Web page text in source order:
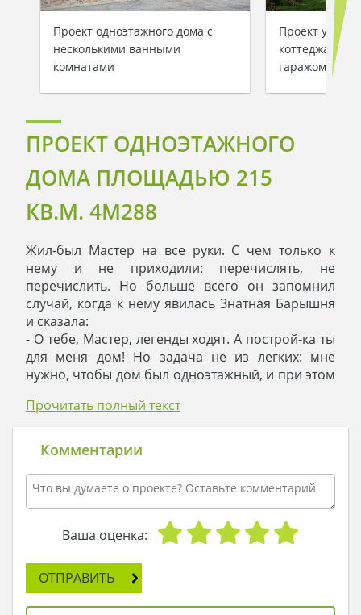
Проект одноэтажного дома с
несколькими ванными
комнатами
Проект
коттеджа с
гаражом для
ПРОЕКТ ОДНОЭТАЖНОГО
ДОМА ПЛОЩАДЬЮ 215
КВ.М. 4M288
Жил-был Мастер на все руки. С чем только к
нему и не приходили: перечислять, не
перечислить. Но больше всего он запомнил
случай, когда к нему явилась Знатная Барышня
и сказала:
- О тебе, Мастер, легенды ходят. А построй-ка ты
для меня дом! Но задача не из легких: мне
нужно, чтобы дом был одноэтажный, и при этом
гостиная с кухней, кладовая, гардеробная, да
перечисленное уместилось в доме с умом, дабы
в комнатах не заблудиться. Справишься –
отблагодарю тебя щедро, а не справишься… Да
ты в любом случае справишься! И главное –
чтобы жилище красивое получилось. Иначе что
ж за жизнь без красоты…, - философски
А Мастер три дня и три ночи думал над задачей.
К утру четвертого дня он взял лист с
карандашом и начал чертить проект. А еще
Прочитать полный текст
Комментарии
Ваша оценка:
ОТПРАВИТЬ